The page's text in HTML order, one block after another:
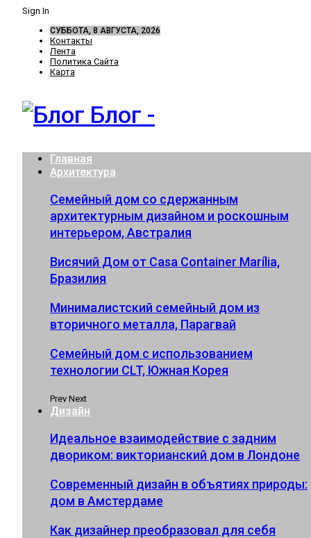
Sign In
СУББОТА, 8 АВГУСТА, 2026
Контакты
Лента
Политика Сайта
Карта
Блог -
Главная
Архитектура
Семейный дом со сдержанным
архитектурным дизайном и роскошным
интерьером, Австралия
Висячий Дом от Casa Container Marília,
Бразилия
Минималистский семейный дом из
вторичного металла, Парагвай
Семейный дом с использованием
технологии CLT, Южная Корея
Prev Next
Дизайн
Идеальное взаимодействие с задним
двориком: викторианский дом в Лондоне
Современный дизайн в объятиях природы:
дом в Амстердаме
Как дизайнер преобразовал для себя